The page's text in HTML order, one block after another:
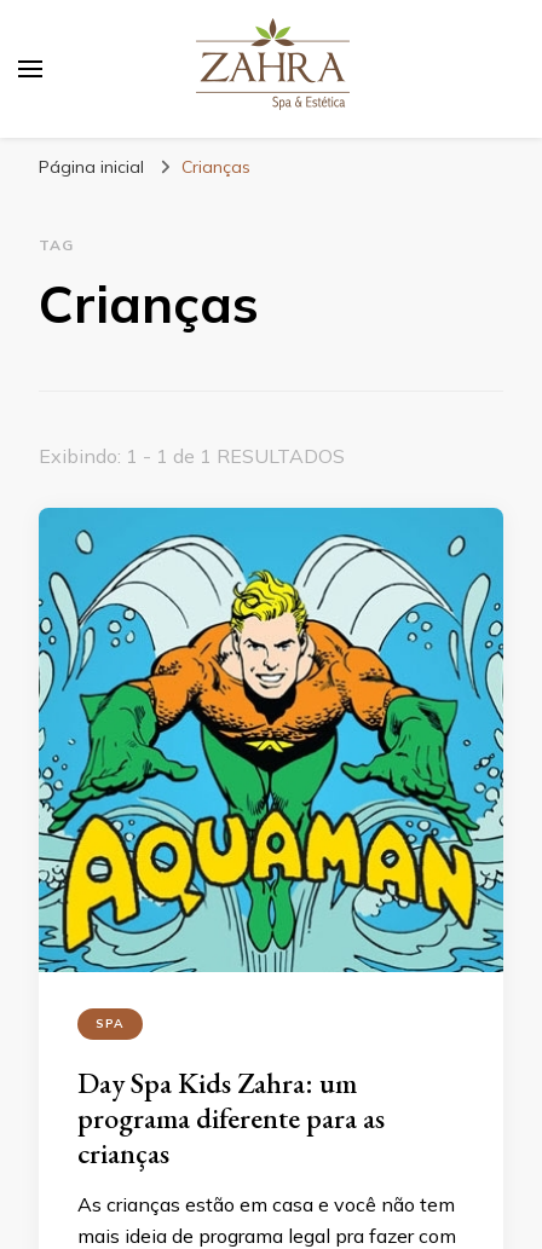
e relaxamento
Página inicial Crianças
TAG
Crianças
Exibindo: 1 - 1 de 1 RESULTADOS
SPA
Day Spa Kids Zahra: um
programa diferente para as
crianças
As crianças estão em casa e você não tem
mais ideia de programa legal pra fazer com